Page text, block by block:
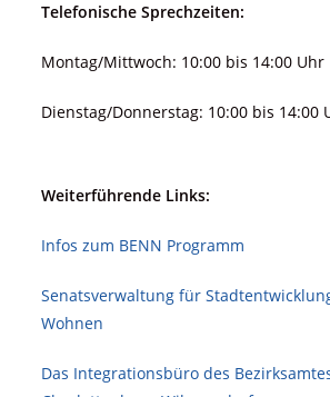
Telefonische Sprechzeiten:
Montag/Mittwoch: 10:00 bis 14:00 Uhr
Dienstag/Donnerstag: 10:00 bis 14:00
Weiterführende Links:
Infos zum BENN Programm
Senatsverwaltung für
Wohnen
Das Integrationsbüro des